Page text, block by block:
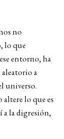
no
lo que
entorno, ha
a
universo.
lo que es
a la digresión,